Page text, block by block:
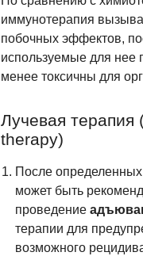
иммунотерапия
побочных эффектов,
используемые для нее
менее токсичны для
Лучевая терапия
therapy)
После
может быть
проведение
терапии для
возможного